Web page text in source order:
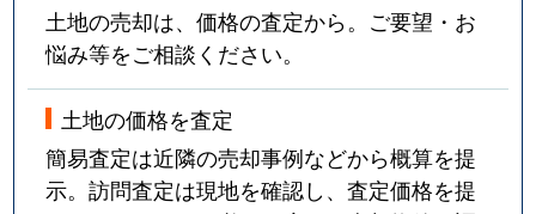
土地の売却は、価格の査定から。ご要望・お
悩み等をご相談ください。
土地の価格を査定
簡易査定は近隣の売却事例などから概算を提
示。訪問査定は現地を確認し、査定価格を提